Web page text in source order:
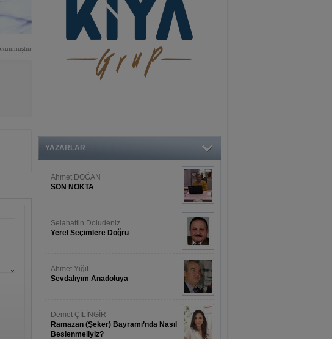
YAZARLAR
Ahmet DOĞAN
SON NOKTA
Selahattin Doludeniz
Yerel Seçimlere Doğru
Ahmet Yiğit
Sevdalıyım Anadoluya
Demet ÇİLİNGİR
Ramazan (Şeker) Bayramı’nda Nasıl
Beslenmeliyiz?